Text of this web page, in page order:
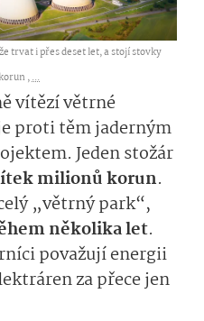
trvat i přes deset let, a stojí stovky
,...
vítězí větrné
proti těm jaderným
Jeden stožár
milionů korun.
„větrný park“,
několika let.
považují energii
za přece jen